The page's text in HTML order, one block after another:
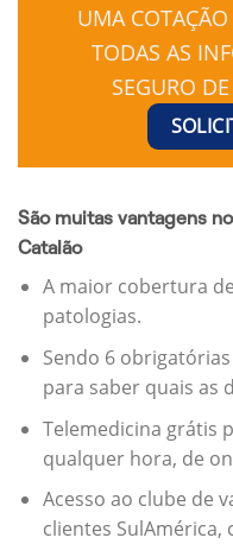
UMA
TODAS AS
SEGURO
São muitas vantagens
Catalão
A maior cobertura
patologias.
Sendo 6
para saber quais as
Telemedicina grátis
qualquer hora, de
Acesso ao clube de
clientes SulAmérica,